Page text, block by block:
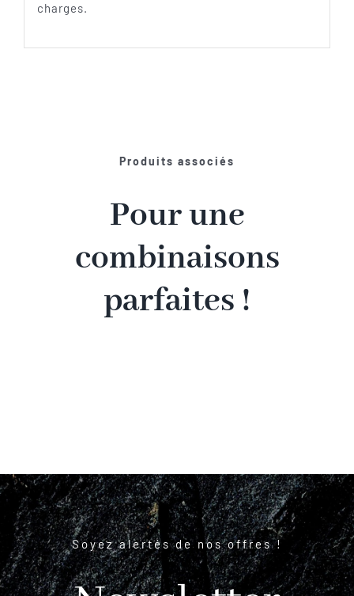
charges.
Produits associés
Pour une
combinaisons
parfaites !
Soyez alertés de nos offres !